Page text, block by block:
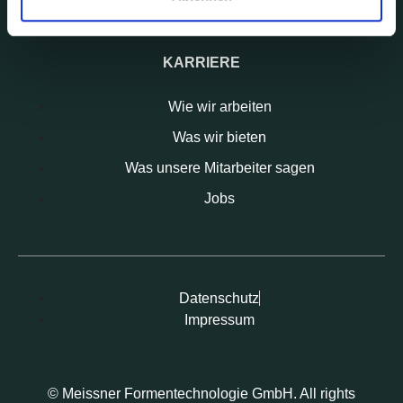
KARRIERE
Wie wir arbeiten
Was wir bieten
Was unsere Mitarbeiter sagen
Jobs
Datenschutz
Impressum
© Meissner Formentechnologie GmbH. All rights